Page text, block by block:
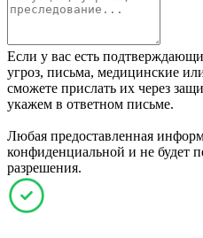
Если у вас есть
угроз, письма, медицинские
сможете прислать их через
укажем в ответном письме.
Любая предоставленная
конфиденциальной и не будет
разрешения.